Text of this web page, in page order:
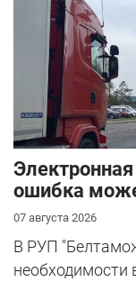
ошибка
07 августа 2026
В РУП
необходимости